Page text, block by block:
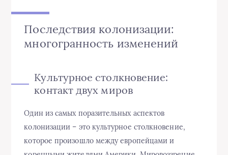
Последствия колонизации:
многогранность изменений
Культурное столкновение:
контакт двух миров
Один из самых поразительных аспектов
колонизации – это культурное столкновение,
которое произошло между европейцами и